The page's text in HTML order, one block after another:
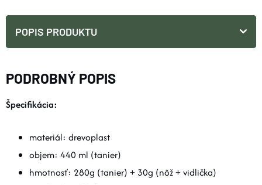
POPIS PRODUKTU
PODROBNÝ POPIS
Špecifikácia:
materiál: drevoplast
objem: 440 ml (tanier)
hmotnosť: 280g (tanier) + 30g (nôž + vidlička)